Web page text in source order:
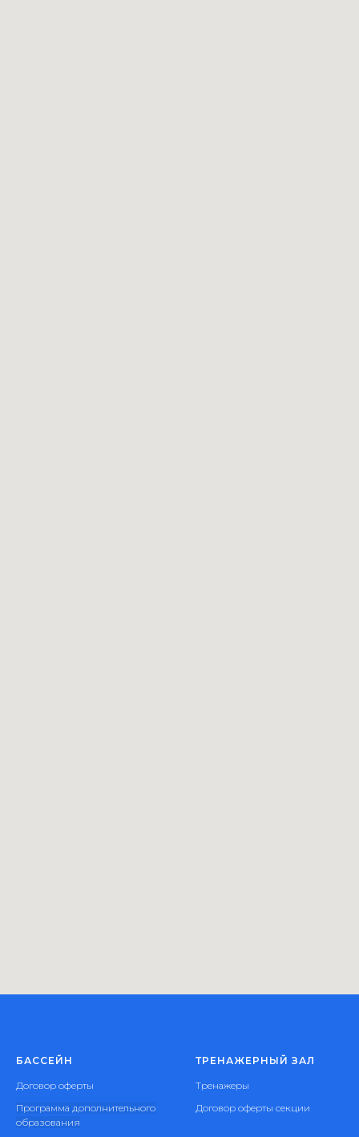
БАССЕЙН
Договор оферты
Программа дополнительного
образования
ТРЕНАЖЕРНЫЙ ЗАЛ
Тренажеры
Договор оферты секции